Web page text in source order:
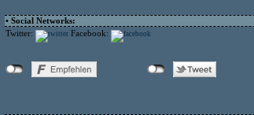
• Social Networks:
Twitter:
Facebook: